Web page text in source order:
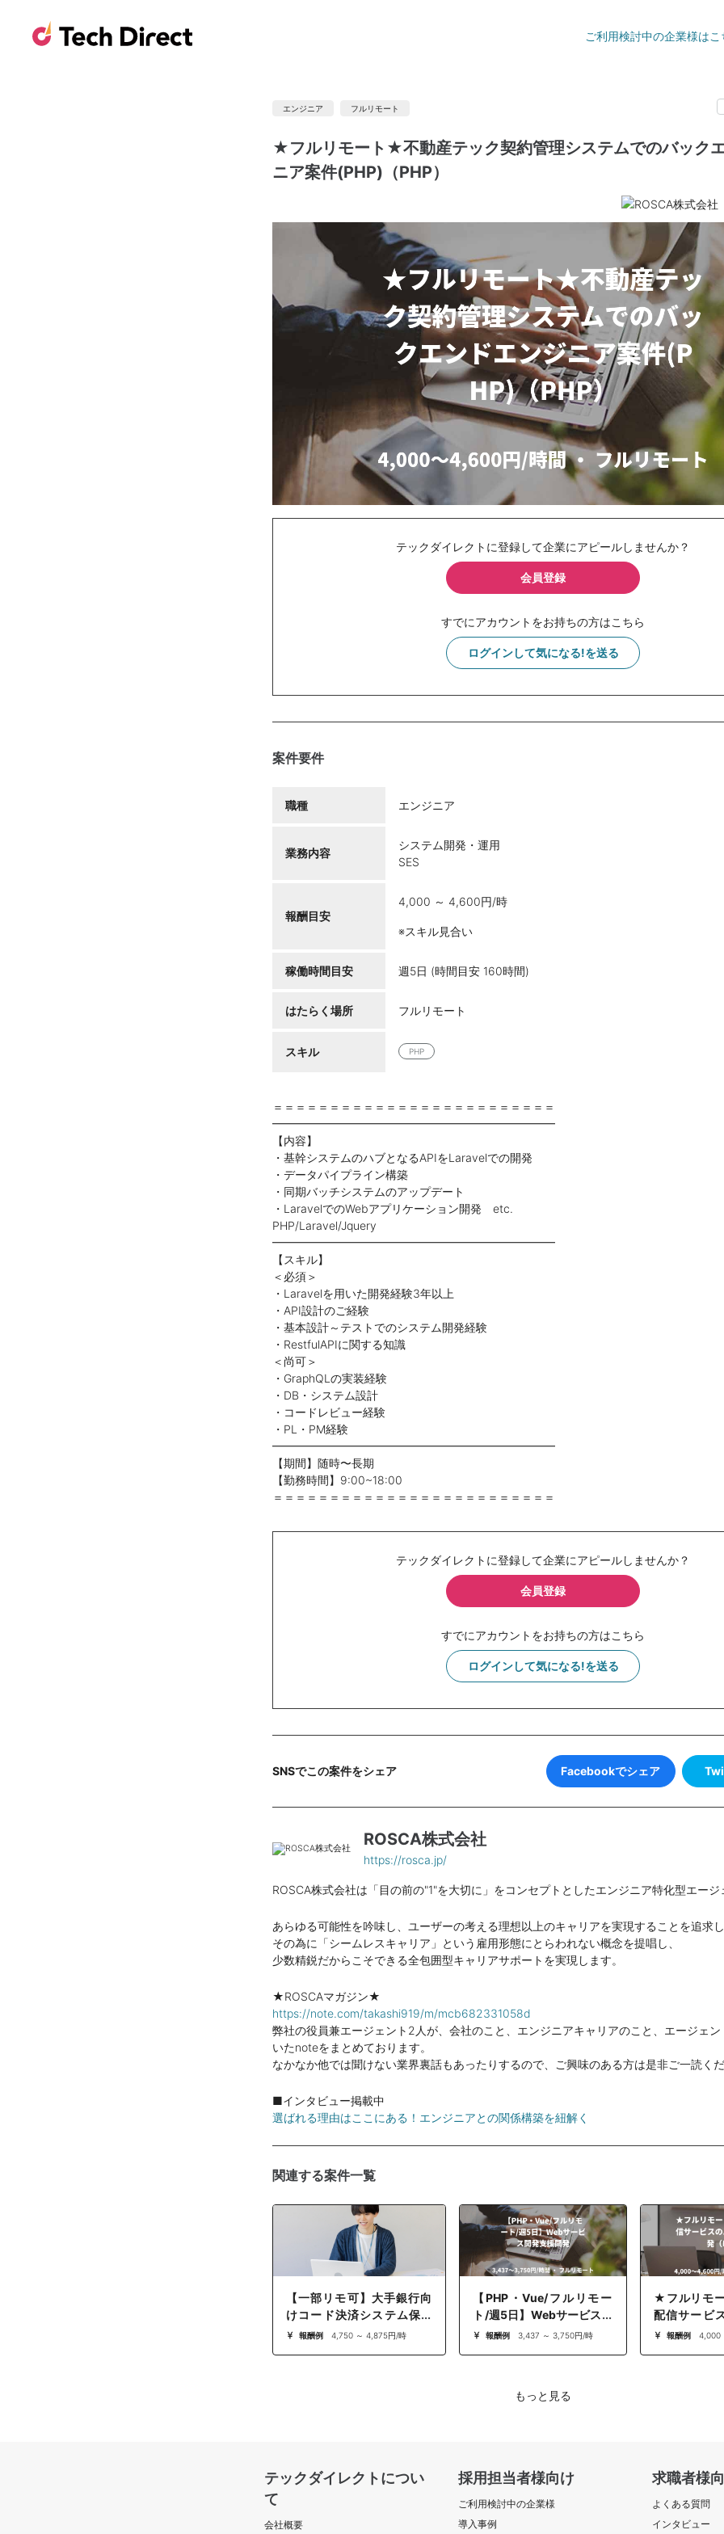
ご利用検討中の企業様はこ
エンジニア フルリモート
★フルリモート★不動産テック契約管理システムでのバック
ニア案件(PHP)（PHP）
テックダイレクトに登録して企業にアピールしませんか？
会員登録
すでにアカウントをお持ちの方はこちら
ログインして気になる!を送る
案件要件
職種 エンジニア
業務内容
システム開発・運用
SES
報酬目安
4,000 ～ 4,600円/時
※スキル見合い
稼働時間目安 週5日 (時間目安 160時間)
はたらく場所 フルリモート
スキル PHP
＝＝＝＝＝＝＝＝＝＝＝＝＝＝＝＝＝＝＝＝＝＝＝＝＝
━━━━━━━━━━━━━━━━━━━━━━━━━
【内容】
・基幹システムのハブとなるAPIをLaravelでの開発
・データパイプライン構築
・同期バッチシステムのアップデート
・LaravelでのWebアプリケーション開発 etc.
PHP/Laravel/Jquery
━━━━━━━━━━━━━━━━━━━━━━━━━
【スキル】
＜必須＞
・Laravelを用いた開発経験3年以上
・API設計のご経験
・基本設計～テストでのシステム開発経験
・RestfulAPIに関する知識
＜尚可＞
・GraphQLの実装経験
・DB・システム設計
・コードレビュー経験
・PL・PM経験
━━━━━━━━━━━━━━━━━━━━━━━━━
【期間】随時〜長期
【勤務時間】9:00~18:00
＝＝＝＝＝＝＝＝＝＝＝＝＝＝＝＝＝＝＝＝＝＝＝＝＝
テックダイレクトに登録して企業にアピールしませんか？
会員登録
すでにアカウントをお持ちの方はこちら
ログインして気になる!を送る
SNSでこの案件をシェア Facebookでシェア
ROSCA株式会社
https://rosca.jp/
ROSCA株式会社は「目の前の"1"を大切に」をコンセプトとしたエンジニア特化型エージ
あらゆる可能性を吟味し、ユーザーの考える理想以上のキャリアを実現することを追求し
その為に「シームレスキャリア」という雇用形態にとらわれない概念を提唱し、
少数精鋭だからこそできる全包囲型キャリアサポートを実現します。
★ROSCAマガジン★
https://note.com/takashi919/m/mcb682331058d
弊社の役員兼エージェント2人が、会社のこと、エンジニアキャリアのこと、エージェ
いたnoteをまとめております。
なかなか他では聞けない業界裏話もあったりするので、ご興味のある方は是非ご一読くだ
■インタビュー掲載中
選ばれる理由はここにある！エンジニアとの関係構築を紐解く
関連する案件一覧
【一部リモ可】大手銀行向
けコード決済システム保守
運用・データ分析基盤支援
報酬例 4,750 ～ 4,875円/時
【PHP・Vue/フルリモー
ト/週5日】Webサービス開
発支援開発
報酬例 3,437 ～ 3,750円/時
★フルリモ
配信サービ
ド開発（PHP
報酬例 4,000
もっと見る
テックダイレクトについ
て
会社概要
採用担当者様向け
ご利用検討中の企業様
導入事例
求職者様
よくある質問
インタビュー